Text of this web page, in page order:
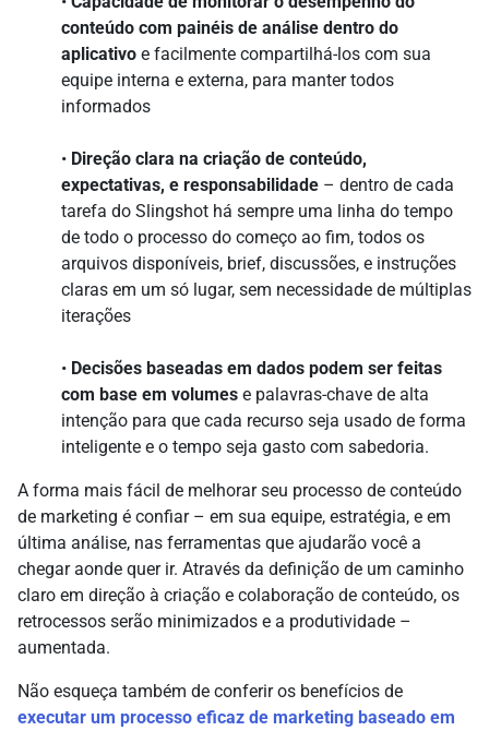
conteúdo com painéis de análise dentro do
aplicativo e facilmente compartilhá-los com sua
equipe interna e externa, para manter todos
informados
• Direção clara na criação de conteúdo,
expectativas, e responsabilidade – dentro de cada
tarefa do Slingshot há sempre uma linha do tempo
de todo o processo do começo ao fim, todos os
arquivos disponíveis, brief, discussões, e instruções
claras em um só lugar, sem necessidade de múltiplas
iterações
• Decisões baseadas em dados podem ser feitas
com base em volumes e palavras-chave de alta
intenção para que cada recurso seja usado de forma
inteligente e o tempo seja gasto com sabedoria.
A forma mais fácil de melhorar seu processo de conteúdo
de marketing é confiar – em sua equipe, estratégia, e em
última análise, nas ferramentas que ajudarão você a
chegar aonde quer ir. Através da definição de um caminho
claro em direção à criação e colaboração de conteúdo, os
retrocessos serão minimizados e a produtividade –
aumentada.
Não esqueça também de conferir os benefícios de
executar um processo eficaz de marketing baseado em